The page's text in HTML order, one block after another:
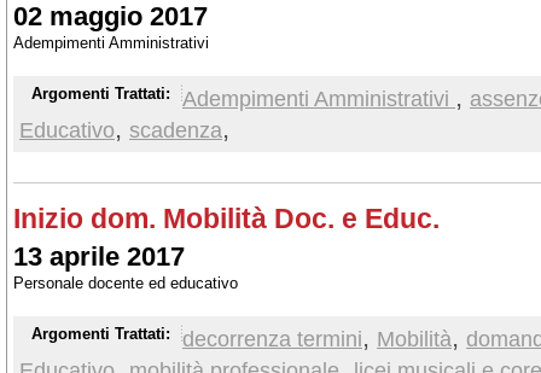
02 maggio 2017
Adempimenti Amministrativi
Argomenti Trattati: Adempimenti Amministrativi ,
Educativo, scadenza,
Inizio dom. Mobilità Doc. e Educ.
13 aprile 2017
Personale docente ed educativo
Argomenti Trattati: decorrenza termini, Mobilità,